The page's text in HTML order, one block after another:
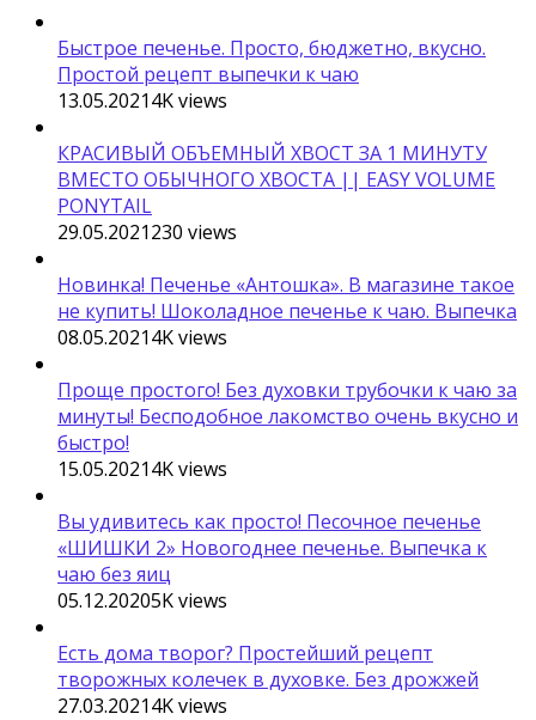
Быстрое печенье. Просто, бюджетно, вкусно.
Простой рецепт выпечки к чаю
13.05.20214Kviews
КРАСИВЫЙ ОБЪЕМНЫЙ ХВОСТ ЗА 1 МИНУТУ
ВМЕСТО ОБЫЧНОГО ХВОСТА || EASY VOLUME
PONYTAIL
29.05.2021230 views
Новинка! Печенье «Антошка». В магазине такое
не купить! Шоколадное печенье к чаю. Выпечка
08.05.20214Kviews
Проще простого! Без духовки трубочки к чаю за
минуты! Бесподобное лакомство очень вкусно и
быстро!
15.05.20214Kviews
Вы удивитесь как просто! Песочное печенье
«ШИШКИ 2» Новогоднее печенье. Выпечка к
чаю без яиц
05.12.20205Kviews
Есть дома творог? Простейший рецепт
творожных колечек в духовке. Без дрожжей
27.03.20214Kviews